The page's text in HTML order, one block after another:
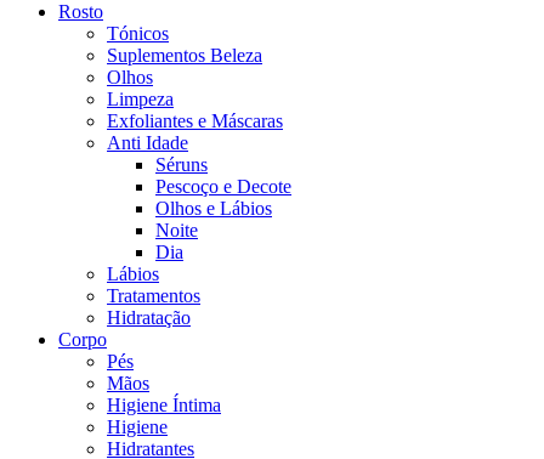
Rosto
Tónicos
Suplementos Beleza
Olhos
Limpeza
Exfoliantes e Máscaras
Anti Idade
Séruns
Pescoço e Decote
Olhos e Lábios
Noite
Dia
Lábios
Tratamentos
Hidratação
Corpo
Pés
Mãos
Higiene Íntima
Higiene
Hidratantes